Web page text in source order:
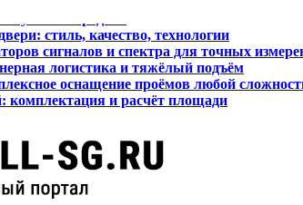
стиль, качество, технологии
сигналов и спектра для точных
логистика и тяжёлый подъём
оснащение проёмов любой
комплектация и расчёт площади
кредита